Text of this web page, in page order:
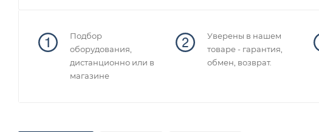
Подбор
оборудования,
дистанционно или в
магазине
Уверены в нашем
товаре - гарантия,
обмен, возврат.